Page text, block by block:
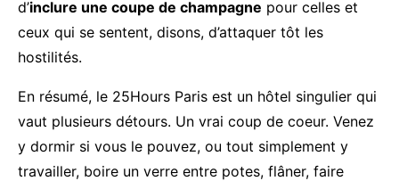
d’inclure une coupe de champagne pour celles et
ceux qui se sentent, disons, d’attaquer tôt les
hostilités.
En résumé, le 25Hours Paris est un hôtel singulier qui
vaut plusieurs détours. Un vrai coup de coeur. Venez
y dormir si vous le pouvez, ou tout simplement y
travailler, boire un verre entre potes, flâner, faire